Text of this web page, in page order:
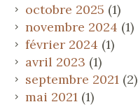
octobre 2025 (1)
novembre 2024 (1)
février 2024 (1)
avril 2023 (1)
septembre 2021(2)
mai 2021(1)